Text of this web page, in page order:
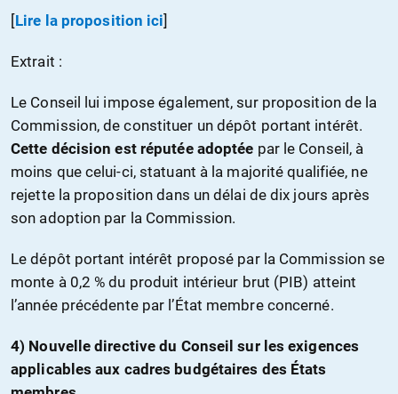
[Lire la proposition ici]
Extrait :
Le Conseil lui impose également, sur proposition de la
Commission, de constituer un dépôt portant intérêt.
Cette décision est réputée adoptée par le Conseil, à
moins que celui-ci, statuant à la majorité qualifiée, ne
rejette la proposition dans un délai de dix jours après
son adoption par la Commission.
Le dépôt portant intérêt proposé par la Commission se
monte à 0,2 % du produit intérieur brut (PIB) atteint
l’année précédente par l’État membre concerné.
4) Nouvelle directive du Conseil sur les exigences
applicables aux cadres budgétaires des États